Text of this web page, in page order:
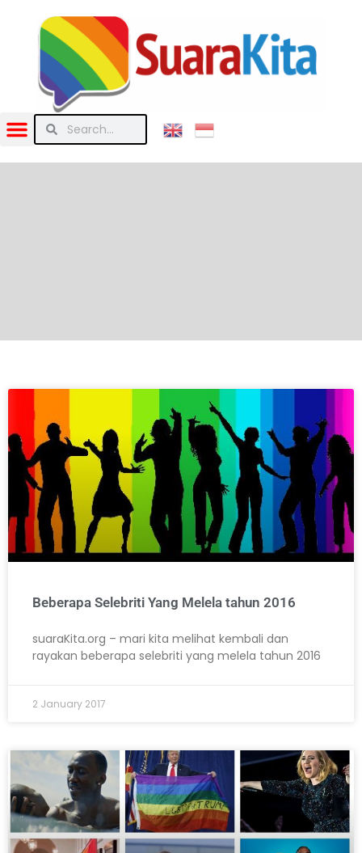
Beberapa Selebriti Yang Melela tahun 2016
suaraKita.org – mari kita melihat kembali dan
rayakan beberapa selebriti yang melela tahun 2016
2 January 2017